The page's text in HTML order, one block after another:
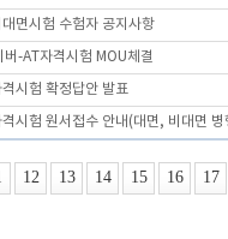
면시험 수험자 공지사항
버-AT자격시험 MOU체결
시험 확정답안 발표
시험 원서접수 안내(대면, 비대면 병
12 13 14 15 16 17